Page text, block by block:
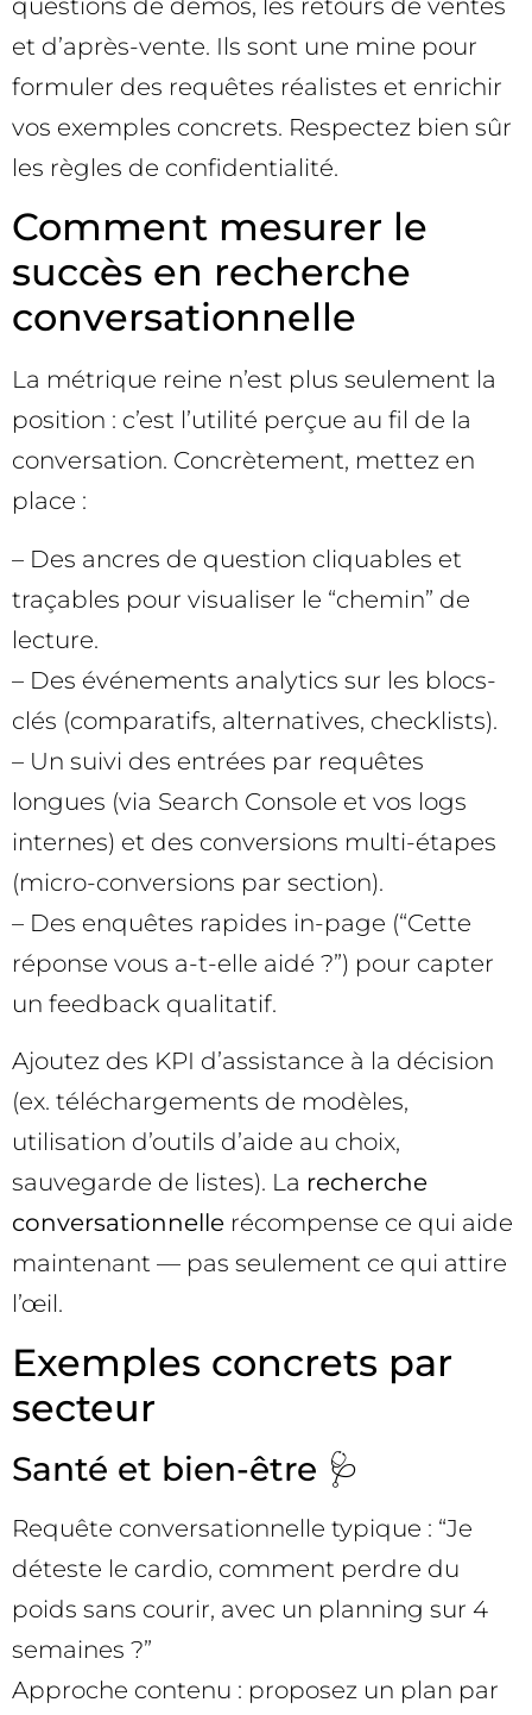
et d’après-vente. Ils sont une mine pour
formuler des requêtes réalistes et enrichir
vos exemples concrets. Respectez bien sûr
les règles de confidentialité.
Comment mesurer le
succès en recherche
conversationnelle
La métrique reine n’est plus seulement la
position : c’est l’utilité perçue au fil de la
conversation. Concrètement, mettez en
place :
– Des ancres de question cliquables et
traçables pour visualiser le “chemin” de
lecture.
– Des événements analytics sur les blocs-
clés (comparatifs, alternatives, checklists).
– Un suivi des entrées par requêtes
longues (via Search Console et vos logs
internes) et des conversions multi-étapes
(micro-conversions par section).
– Des enquêtes rapides in-page (“Cette
réponse vous a-t-elle aidé ?”) pour capter
un feedback qualitatif.
Ajoutez des KPI d’assistance à la décision
(ex. téléchargements de modèles,
utilisation d’outils d’aide au choix,
sauvegarde de listes). La recherche
conversationnelle récompense ce qui aide
maintenant — pas seulement ce qui attire
l’œil.
Exemples concrets par
secteur
Santé et bien-être 🩺
Requête conversationnelle typique : “Je
déteste le cardio, comment perdre du
poids sans courir, avec un planning sur 4
semaines ?”
Approche contenu : proposez un plan par